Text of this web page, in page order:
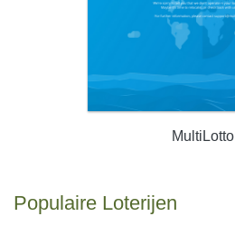
MultiLotto
Populaire Loterijen